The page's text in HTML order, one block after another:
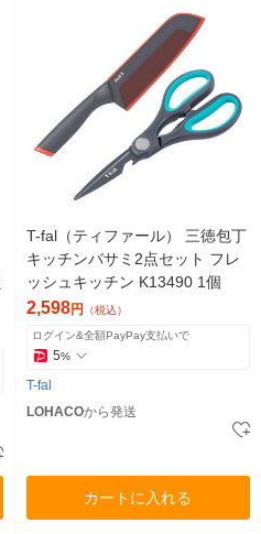
T-fal（ティファール） 三徳包丁
キッチンバサミ2点セット フレ
ッシュキッチン K13490 1個
2,598円 （税込）
ログイン&全額PayPay支払いで
5%
T-fal
LOHACOから発送
カートに入れる